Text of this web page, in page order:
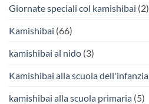
Giornate speciali col kamishibai (2)
Kamishibai (66)
kamishibai al nido (3)
Kamishibai alla scuola dell'infanzia
kamishibai alla scuola primaria (5)